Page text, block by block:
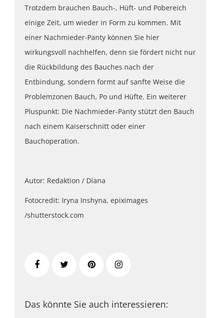
Trotzdem brauchen Bauch-, Hüft- und Pobereich
einige Zeit, um wieder in Form zu kommen. Mit
einer Nachmieder-Panty können Sie hier
wirkungsvoll nachhelfen, denn sie fördert nicht nur
die Rückbildung des Bauches nach der
Entbindung, sondern formt auf sanfte Weise die
Problemzonen Bauch, Po und Hüfte. Ein weiterer
Pluspunkt: Die Nachmieder-Panty stützt den Bauch
nach einem Kaiserschnitt oder einer
Bauchoperation.
Autor: Redaktion / Diana
Fotocredit: Iryna Inshyna, epiximages
/shutterstock.com
Das könnte Sie auch interessieren: